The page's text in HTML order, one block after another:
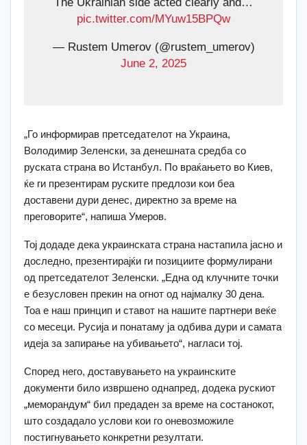
pic.twitter.com/MYuw15BPQw
— Rustem Umerov (@rustem_umerov)
June 2, 2025
„Го информирав претседателот на Украина,
Володимир Зеленски, за денешната средба со
руската страна во Истанбул. По враќањето во Киев,
ќе ги презентирам руските предлози кои беа
доставени дури денес, директно за време на
преговорите“, напиша Умеров.
Тој додаде дека украинската страна настапила јасно и
доследно, презентирајќи ги позициите формулирани
од претседателот Зеленски. „Една од клучните точки
е безусловен прекин на огнот од најмалку 30 дена.
Тоа е наш принцип и ставот на нашите партнери веќе
со месеци. Русија и понатаму ја одбива дури и самата
идеја за запирање на убивањето“, нагласи тој.
Според него, доставувањето на украинските
документи било извршено однапред, додека рускиот
„меморандум“ бил предаден за време на состанокот,
што создадало услови кои го оневозможиле
постигнувањето конкретни резултати.